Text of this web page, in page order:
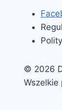
© 2026
Wszelkie